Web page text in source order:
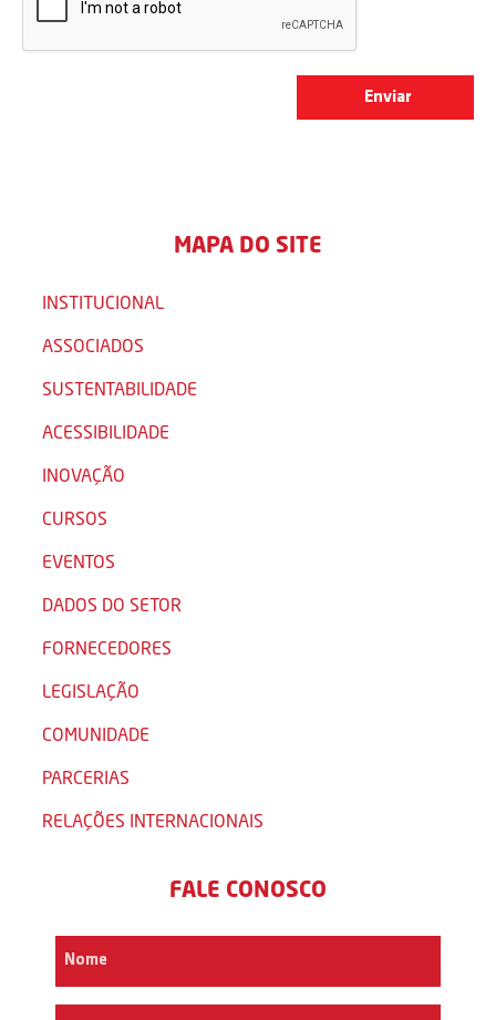
MAPA DO SITE
INSTITUCIONAL
ASSOCIADOS
SUSTENTABILIDADE
ACESSIBILIDADE
INOVAÇÃO
CURSOS
EVENTOS
DADOS DO SETOR
FORNECEDORES
LEGISLAÇÃO
COMUNIDADE
PARCERIAS
RELAÇÕES INTERNACIONAIS
FALE CONOSCO